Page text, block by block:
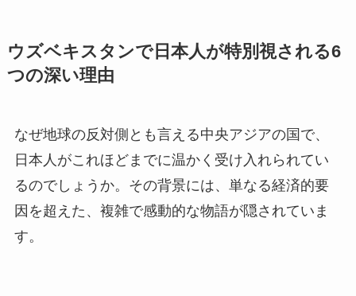
ウズベキスタンで日本人が特別視される6
つの深い理由
なぜ地球の反対側とも言える中央アジアの国で、
日本人がこれほどまでに温かく受け入れられてい
るのでしょうか。その背景には、単なる経済的要
因を超えた、複雑で感動的な物語が隠されていま
す。